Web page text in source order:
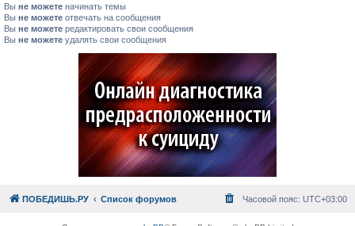
Вы не можете начинать темы
Вы не можете отвечать на сообщения
Вы не можете редактировать свои сообщения
Вы не можете удалять свои сообщения
ПОБЕДИШЬ.РУ Список форумов Часовой пояс: UTC+03:00